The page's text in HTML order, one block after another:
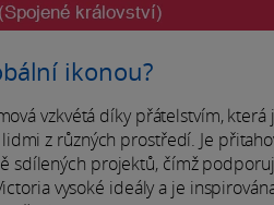
ikonou?
vzkvétá díky přátelstvím,
z různých prostředí. Je
sdílených projektů, čímž
vysoké ideály a je